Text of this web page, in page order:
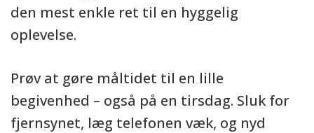
den mest enkle ret til en hyggelig
oplevelse.
Prøv at gøre måltidet til en lille
begivenhed – også på en tirsdag. Sluk for
fjernsynet, læg telefonen væk, og nyd